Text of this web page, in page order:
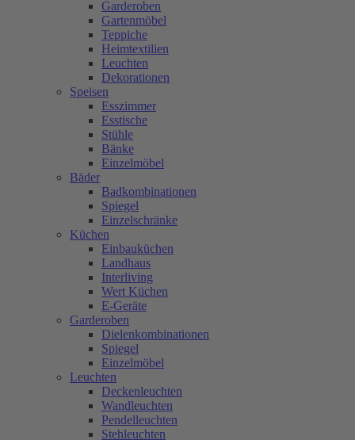
Garderoben
Gartenmöbel
Teppiche
Heimtextilien
Leuchten
Dekorationen
Speisen
Esszimmer
Esstische
Stühle
Bänke
Einzelmöbel
Bäder
Badkombinationen
Spiegel
Einzelschränke
Küchen
Einbauküchen
Landhaus
Interliving
Wert Küchen
E-Geräte
Garderoben
Dielenkombinationen
Spiegel
Einzelmöbel
Leuchten
Deckenleuchten
Wandleuchten
Pendelleuchten
Stehleuchten